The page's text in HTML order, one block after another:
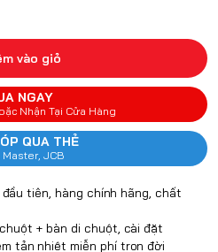
vào giỏ
NGAY
Nhận Tại Cửa Hàng
QUA THẺ
Master, JCB
tiên, hàng chính hãng, chất
+ bàn di chuột, cài đặt
tản nhiệt miễn phí trọn đời